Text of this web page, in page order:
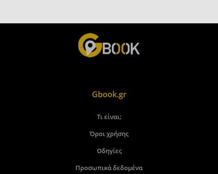
Gbook.gr
Τι είναι;
Όροι χρήσης
Οδηγίες
Προσωπικά δεδομένα